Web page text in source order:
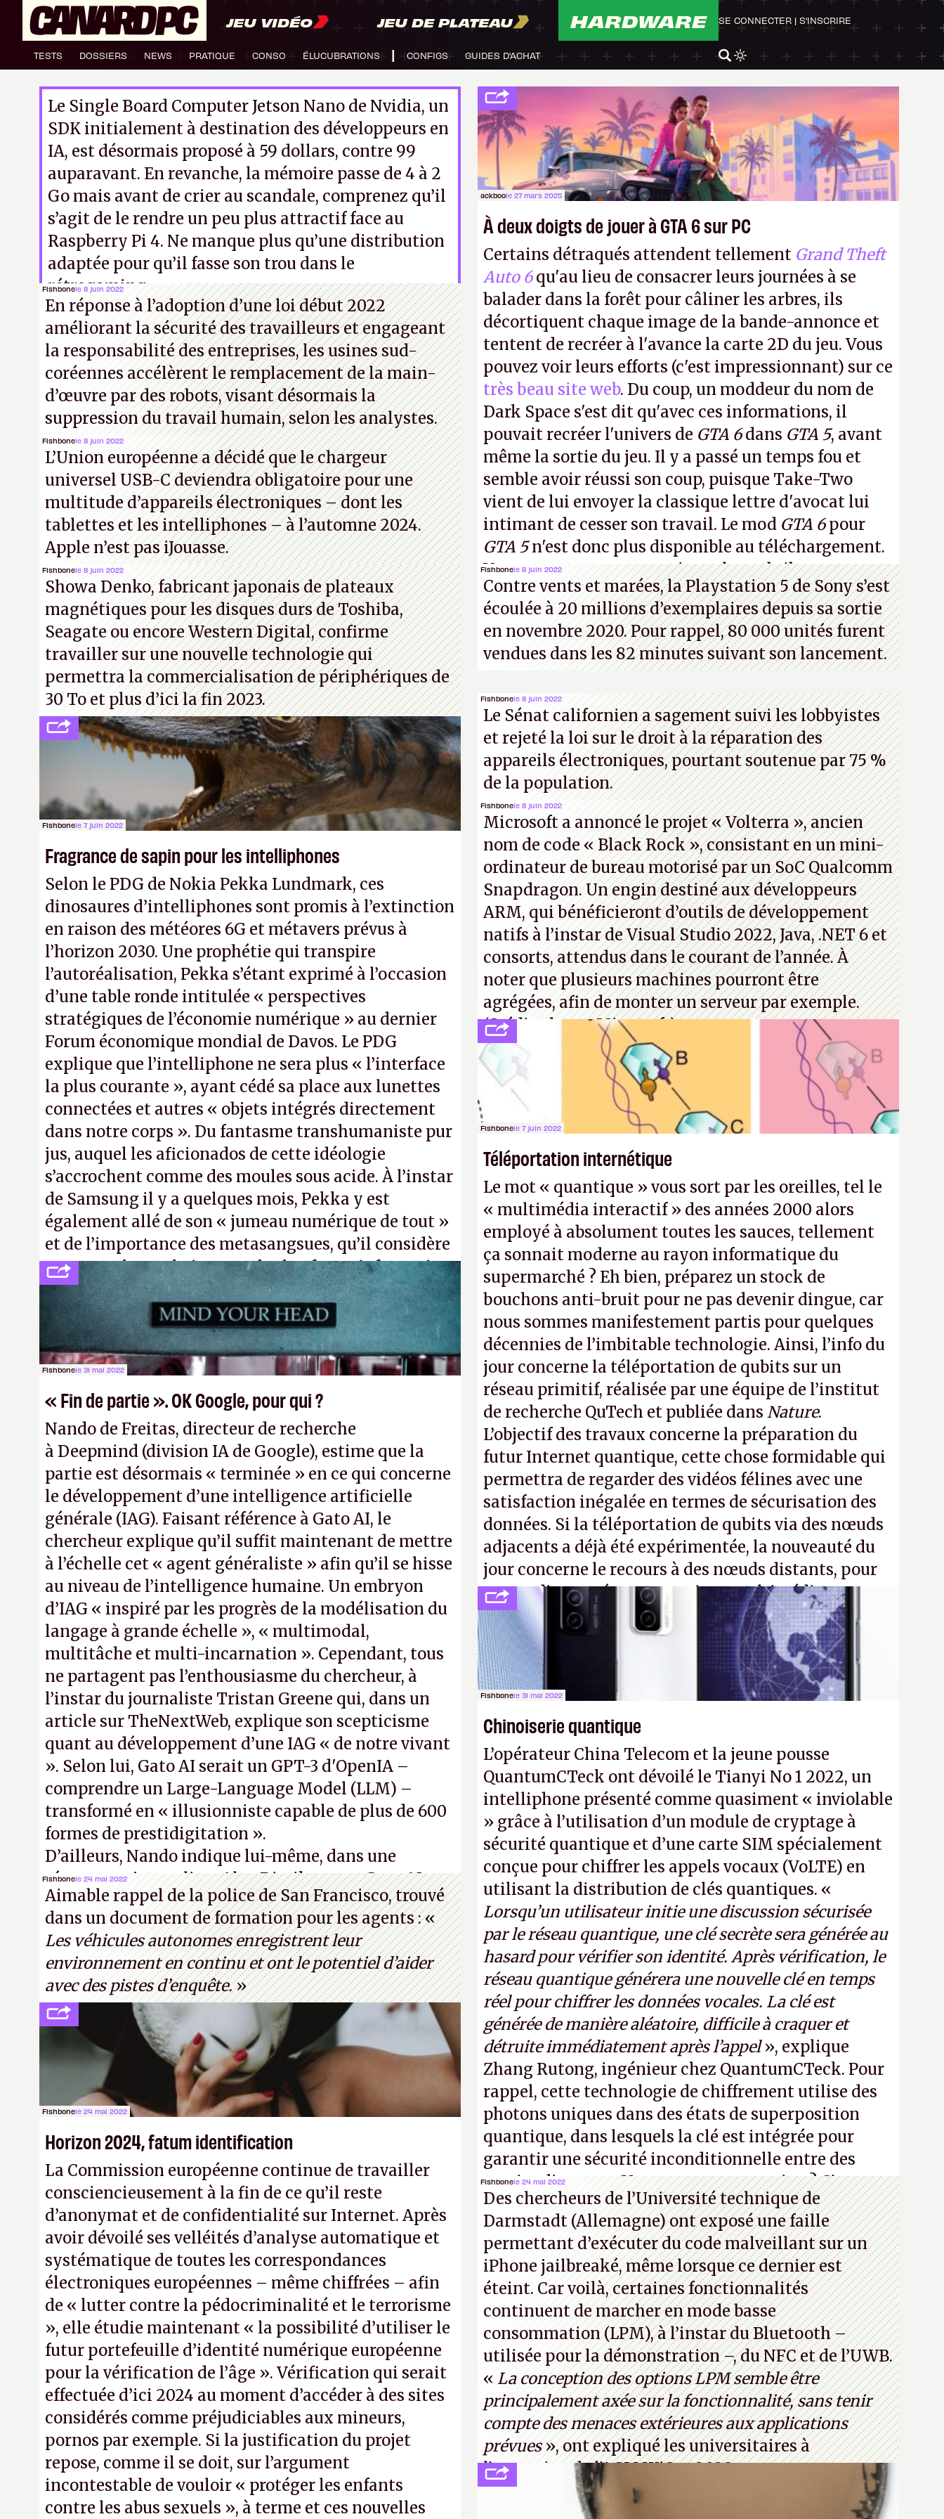
JEU VIDÉO JEU DE PLATEAU HARDWARE
TESTS DOSSIERS NEWS PRATIQUE CONSO ÉLUCUBRATIONS CONFIGS GUIDES D'ACHAT
SE CONNECTER | S'INSCRIRE
Le Single Board Computer Jetson Nano de Nvidia, un
SDK initialement à destination des développeurs en
IA, est désormais proposé à 59 dollars, contre 99
auparavant. En revanche, la mémoire passe de 4 à 2
Go mais avant de crier au scandale, comprenez qu’il
s’agit de le rendre un peu plus attractif face au
Raspberry Pi 4. Ne manque plus qu’une distribution
adaptée pour qu’il fasse son trou dans le
rétrogaming.
ackboole 27 mars 2025
À deux doigts de jouer à GTA 6 sur PC
Certains détraqués attendent tellement Grand Theft
Auto 6qu'au lieu de consacrer leurs journées à se
balader dans la forêt pour câliner les arbres, ils
décortiquent chaque image de la bande-annonce et
tentent de recréer à l'avance la carte 2D du jeu. Vous
pouvez voir leurs efforts (c'est impressionnant) sur ce
très beau site web. Du coup, un moddeur du nom de
Dark Space s'est dit qu'avec ces informations, il
pouvait recréer l'univers de GTA 6dans GTA 5, avant
même la sortie du jeu. Il y a passé un temps fou et
semble avoir réussi son coup, puisque Take-Two
vient de lui envoyer la classique lettre d'avocat lui
intimant de cesser son travail. Le mod GTA 6pour
GTA 5n'est donc plus disponible au téléchargement.
Vous pouvez encore en voir quelques bribes surcette
vidéo YouTube.A.
Fishbonele 8 juin 2022
En réponse à l’adoption d’une loi début 2022
améliorant la sécurité des travailleurs et engageant
la responsabilité des entreprises, les usines sud-
coréennes accélèrent le remplacement de la main-
d’œuvre par des robots, visant désormais la
suppression du travail humain, selon les analystes.
Fishbonele 8 juin 2022
Contre vents et marées, la Playstation 5 de Sony s’est
écoulée à 20 millions d’exemplaires depuis sa sortie
en novembre 2020. Pour rappel, 80 000 unités furent
vendues dans les 82 minutes suivant son lancement.
Fishbonele 8 juin 2022
L’Union européenne a décidé que le chargeur
universel USB-C deviendra obligatoire pour une
multitude d’appareils électroniques – dont les
tablettes et les intelliphones – à l’automne 2024.
Apple n’est pas iJouasse.
Fishbonele 8 juin 2022
Le Sénat californien a sagement suivi les lobbyistes
et rejeté la loi sur le droit à la réparation des
appareils électroniques, pourtant soutenue par 75 %
de la population.
Fishbonele 8 juin 2022
Showa Denko, fabricant japonais de plateaux
magnétiques pour les disques durs de Toshiba,
Seagate ou encore Western Digital, confirme
travailler sur une nouvelle technologie qui
permettra la commercialisation de périphériques de
30 To et plus d’ici la fin 2023.
Fishbonele 8 juin 2022
Microsoft a annoncé le projet « Volterra », ancien
nom de code « Black Rock », consistant en un mini-
ordinateur de bureau motorisé par un SoC Qualcomm
Snapdragon. Un engin destiné aux développeurs
ARM, qui bénéficieront d’outils de développement
natifs à l’instar de Visual Studio 2022, Java, .NET 6 et
consorts, attendus dans le courant de l’année. À
noter que plusieurs machines pourront être
agrégées, afin de monter un serveur par exemple.
(Crédit photo : Microsoft)
Fishbonele 7 juin 2022
Fragrance de sapin pour les intelliphones
Selon le PDG de Nokia Pekka Lundmark, ces
dinosaures d’intelliphones sont promis à l’extinction
en raison des météores 6G et métavers prévus à
l’horizon 2030. Une prophétie qui transpire
l’autoréalisation, Pekka s’étant exprimé à l’occasion
d’une table ronde intitulée « perspectives
stratégiques de l’économie numérique » au dernier
Forum économique mondial de Davos. Le PDG
explique que l’intelliphone ne sera plus « l’interface
la plus courante », ayant cédé sa place aux lunettes
connectées et autres « objets intégrés directement
dans notre corps ». Du fantasme transhumaniste pur
jus, auquel les aficionados de cette idéologie
s’accrochent comme des moules sous acide. À l’instar
de Samsung il y a quelques mois, Pekka y est
également allé de son « jumeau numérique de tout »
et de l’importance des metasangsues, qu’il considère
comme «la prochaine grande plateforme informatique
après le World Wide Web et le mobile». (Crédit photo :
Pexels / Pixabay)
Fishbonele 7 juin 2022
Téléportation internétique
Le mot « quantique » vous sort par les oreilles, tel le
« multimédia interactif » des années 2000 alors
employé à absolument toutes les sauces, tellement
ça sonnait moderne au rayon informatique du
supermarché ? Eh bien, préparez un stock de
bouchons anti-bruit pour ne pas devenir dingue, car
nous sommes manifestement partis pour quelques
décennies de l’imbitable technologie. Ainsi, l’info du
jour concerne la téléportation de qubits sur un
réseau primitif, réalisée par une équipe de l’institut
de recherche QuTech et publiée dans Nature.
L’objectif des travaux concerne la préparation du
futur Internet quantique, cette chose formidable qui
permettra de regarder des vidéos félines avec une
satisfaction inégalée en termes de sécurisation des
données. Si la téléportation de qubits via des nœuds
adjacents a déjà été expérimentée, la nouveauté du
jour concerne le recours à des nœuds distants, pour
ne pas dire un réseau quantique multimédia
interactif (avec l’option Péritel).
(http://cpc.cx/AH432N4- Crédit photo : QuTech /
Nature)
Fishbonele 31 mai 2022
« Fin de partie ». OK Google, pour qui ?
Nando de Freitas, directeur de recherche
à Deepmind (division IA de Google), estime que la
partie est désormais « terminée » en ce qui concerne
le développement d’une intelligence artificielle
générale (IAG). Faisant référence à Gato AI, le
chercheur explique qu’il suffit maintenant de mettre
à l’échelle cet « agent généraliste » afin qu’il se hisse
au niveau de l’intelligence humaine. Un embryon
d’IAG « inspiré par les progrès de la modélisation du
langage à grande échelle », « multimodal,
multitâche et multi-incarnation ». Cependant, tous
ne partagent pas l’enthousiasme du chercheur, à
l’instar du journaliste Tristan Greene qui, dans un
article sur TheNextWeb, explique son scepticisme
quant au développement d’une IAG « de notre vivant
». Selon lui, Gato AI serait un GPT-3 d'OpenIA –
comprendre un Large-Language Model (LLM) –
transformé en « illusionniste capable de plus de 600
formes de prestidigitation ».
D’ailleurs, Nando indique lui-même, dans une
réponse au journaliste Alex Dimikas, que Gato AI est
« encore loin » de prétendre réussir le célèbre test de
Turing. (Crédit photo : Pexels - Arthur Brognoli)
Fishbonele 31 mai 2022
Chinoiserie quantique
L’opérateur China Telecom et la jeune pousse
QuantumCTeck ont dévoilé le Tianyi No 1 2022, un
intelliphone présenté comme quasiment « inviolable
» grâce à l’utilisation d’un module de cryptage à
sécurité quantique et d’une carte SIM spécialement
conçue pour chiffrer les appels vocaux (VoLTE) en
utilisant la distribution de clés quantiques. «
Lorsqu’un utilisateur initie une discussion sécurisée
par le réseau quantique, une clé secrète sera générée au
hasard pour vérifier son identité. Après vérification, le
réseau quantique générera une nouvelle clé en temps
réel pour chiffrer les données vocales. La clé est
générée de manière aléatoire, difficile à craquer et
détruite immédiatement après l’appel», explique
Zhang Rutong, ingénieur chez QuantumCTeck. Pour
rappel, cette technologie de chiffrement utilise des
photons uniques dans des états de superposition
quantique, dans lesquels la clé est intégrée pour
garantir une sécurité inconditionnelle entre des
parties distantes. Vous ne comprenez rien ? C’est
normal, ça fait toujours ça avec le quantique. (Crédit
photo : China Telecom)
Fishbonele 24 mai 2022
Aimable rappel de la police de San Francisco, trouvé
dans un document de formation pour les agents : «
Les véhicules autonomes enregistrent leur
environnement en continu et ont le potentiel d’aider
avec des pistes d’enquête.»
Fishbonele 24 mai 2022
Des chercheurs de l’Université technique de
Darmstadt (Allemagne) ont exposé une faille
permettant d’exécuter du code malveillant sur un
iPhone jailbreaké, même lorsque ce dernier est
éteint. Car voilà, certaines fonctionnalités
continuent de marcher en mode basse
consommation (LPM), à l’instar du Bluetooth –
utilisée pour la démonstration –, du NFC et de l’UWB.
« La conception des options LPM semble être
principalement axée sur la fonctionnalité, sans tenir
compte des menaces extérieures aux applications
prévues», ont expliqué les universitaires à
l’occcasion de l’ACM WiSec 2022.
(http://cpc.cx/AH432T1
(PDF) - Crédit photo : Pexels -
Tyler Lastovich)
Fishbonele 24 mai 2022
Horizon 2024, fatum identification
La Commission européenne continue de travailler
consciencieusement à la fin de ce qu’il reste
d’anonymat et de confidentialité sur Internet. Après
avoir dévoilé ses velléités d’analyse automatique et
systématique de toutes les correspondances
électroniques européennes – même chiffrées – afin
de « lutter contre la pédocriminalité et le terrorisme
», elle étudie maintenant « la possibilité d’utiliser le
futur portefeuille d’identité numérique européenne
pour la vérification de l’âge ». Vérification qui serait
effectuée d’ici 2024 au moment d’accéder à des sites
considérés comme préjudiciables aux mineurs,
pornos par exemple. Si la justification du projet
repose, comme il se doit, sur l’argument
incontestable de vouloir « protéger les enfants
contre les abus sexuels », à terme et ces nouvelles